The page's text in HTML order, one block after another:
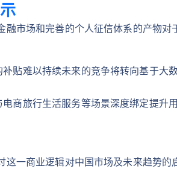
融市场和完善的个人征信体系的产物
补贴难以持续未来的竞争将转向基于大
商旅行生活服务等场景深度绑定提升
一商业逻辑对中国市场及未来趋势的